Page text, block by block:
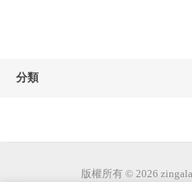
分類
版權所有 © 2026